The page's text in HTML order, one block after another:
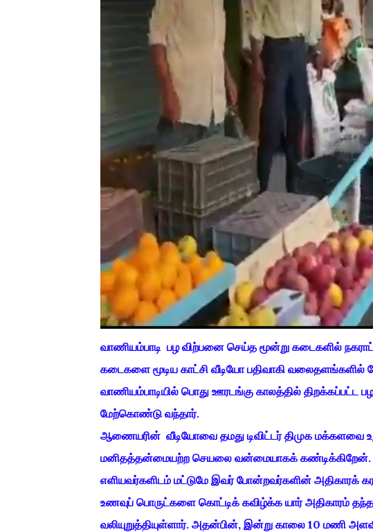
வாணியம்பாடி பழ விற்பனை செய்த மூன்று கடைகளில்
கடைகளை மூடிய காட்சி வீடியோ பதிவாகி வலைதளங்களில்
வாணியம்பாடியில் பொது ஊரடங்கு காலத்தில்
மேற்கொண்டு வந்தார்.
ஆணையரின் வீடியோவை தமது டிவிட்டர் திமுக மக்களவை
மனிதத்தன்மையற்ற செயலை வன்மையாகக் கண்டிக்கிறேன்.
எளியவர்களிடம் மட்டுமே இவர் போன்றவர்களின் அதிகாரக்
உணவுப் பொருட்களை கொட்டிக் கவிழ்க்க யார் அதிகாரம்
வலியுறுத்தியுள்ளார். அதன்பின், இன்று காலை 10 மணி